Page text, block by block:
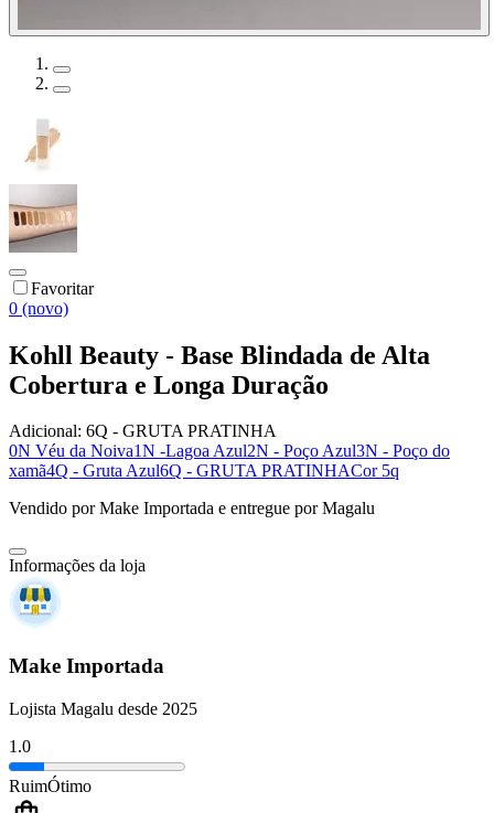
Favoritar
0 (novo)
Kohll Beauty - Base Blindada de Alta
Cobertura e Longa Duração
Adicional: 6Q - GRUTA PRATINHA
0N Véu da Noiva1N -Lagoa Azul2N - Poço Azul3N - Poço do
xamã4Q - Gruta Azul6Q - GRUTA PRATINHACor 5q
Vendido porMake Importada e entregue por Magalu
Informações da loja
Make Importada
Lojista Magalu desde 2025
1.0
RuimÓtimo